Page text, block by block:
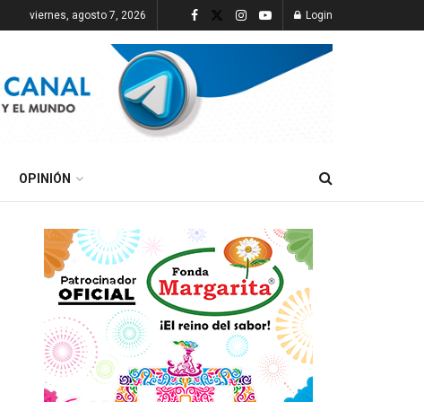
viernes, agosto 7, 2026 Login
OPINIÓN